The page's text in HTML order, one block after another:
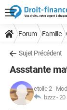
Forum Famille
Sujet Précédent
Assstante
etoile 2-
bzzz -20